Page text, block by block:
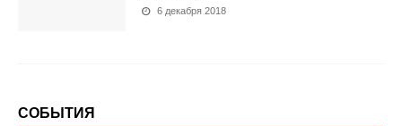
6 декабря 2018
СОБЫТИЯ